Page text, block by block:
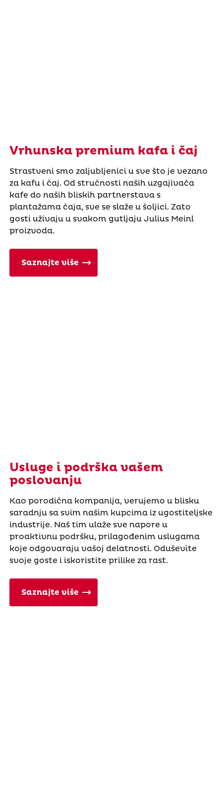
Vrhunska premium kafa i čaj
Strastveni smo zaljubljenici u sve što je vezano
za kafu i čaj. Od stručnosti naših uzgajivača
kafe do naših bliskih partnerstava s
plantažama čaja, sve se slaže u šoljici. Zato
gosti uživaju u svakom gutljaju Julius Meinl
proizvoda.
Saznajte više
Usluge i podrška vašem
poslovanju
Kao porodična kompanija, verujemo u blisku
saradnju sa svim našim kupcima iz ugostiteljske
industrije. Naš tim ulaže sve napore u
proaktivnu podršku, prilagođenim uslugama
koje odgovaraju vašoj delatnosti. Oduševite
svoje goste i iskoristite prilike za rast.
Saznajte više